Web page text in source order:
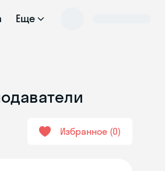
Еще
Избранное 0